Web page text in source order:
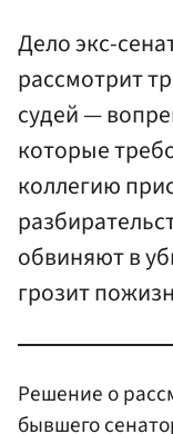
Дело экс-
рассмотрит
судей —
которые
коллегию
обвиняют в
грозит
Решение о
бывшего